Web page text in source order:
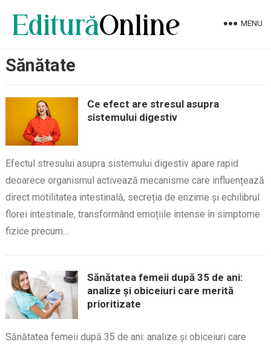
MENU
Sănătate
Ce efect are stresul asupra
sistemului digestiv
Efectul stresului asupra sistemului digestiv apare rapid
deoarece organismul activează mecanisme care influențează
direct motilitatea intestinală, secreția de enzime și echilibrul
florei intestinale, transformând emoțiile intense în simptome
fizice precum…
Sănătatea femeii după 35 de ani:
analize și obiceiuri care merită
prioritizate
Sănătatea femeii după 35 de ani: analize și obiceiuri care